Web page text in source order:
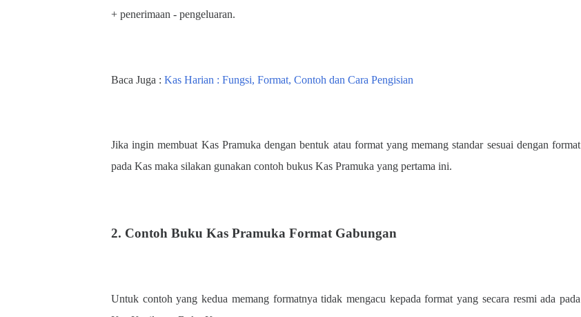
+ penerimaan - pengeluaran.
Baca Juga : Kas Harian : Fungsi, Format, Contoh dan Cara Pengisian
Jika ingin membuat Kas Pramuka dengan bentuk atau format yang memang standar sesuai dengan format
pada Kas maka silakan gunakan contoh bukus Kas Pramuka yang pertama ini.
2. Contoh Buku Kas Pramuka Format Gabungan
Untuk contoh yang kedua memang formatnya tidak mengacu kepada format yang secara resmi ada pada